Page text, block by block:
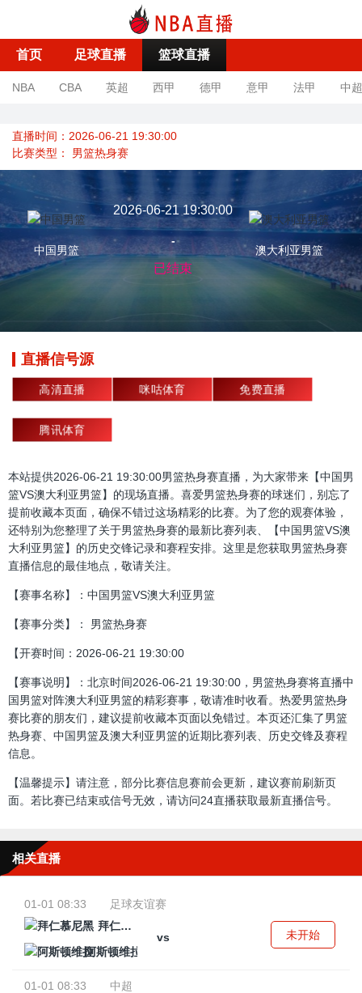
首页 足球直播 篮球直播
NBA CBA 英超 西甲 德甲 意甲 法甲 中超
直播时间：2026-06-21 19:30:00
比赛类型： 男篮热身赛
中国男篮
2026-06-21 19:30:00
-
已结束
澳大利亚男篮
直播信号源
高清直播 咪咕体育 免费直播
腾讯体育
本站提供2026-06-21 19:30:00男篮热身赛直播，为大家带来【中国男
篮VS澳大利亚男篮】的现场直播。喜爱男篮热身赛的球迷们，别忘了
提前收藏本页面，确保不错过这场精彩的比赛。为了您的观赛体验，
还特别为您整理了关于男篮热身赛的最新比赛列表、【中国男篮VS澳
大利亚男篮】的历史交锋记录和赛程安排。这里是您获取男篮热身赛
直播信息的最佳地点，敬请关注。
【赛事名称】：中国男篮VS澳大利亚男篮
【赛事分类】： 男篮热身赛
【开赛时间：2026-06-21 19:30:00
【赛事说明】：北京时间2026-06-21 19:30:00，男篮热身赛将直播中
国男篮对阵澳大利亚男篮的精彩赛事，敬请准时收看。热爱男篮热身
赛比赛的朋友们，建议提前收藏本页面以免错过。本页还汇集了男篮
热身赛、中国男篮及澳大利亚男篮的近期比赛列表、历史交锋及赛程
信息。
【温馨提示】请注意，部分比赛信息赛前会更新，建议赛前刷新页
面。若比赛已结束或信号无效，请访问24直播获取最新直播信号。
相关直播
01-01 08:33
足球友谊赛
拜仁慕尼黑
vs
阿斯顿维拉
未开始
01-01 08:33
中超